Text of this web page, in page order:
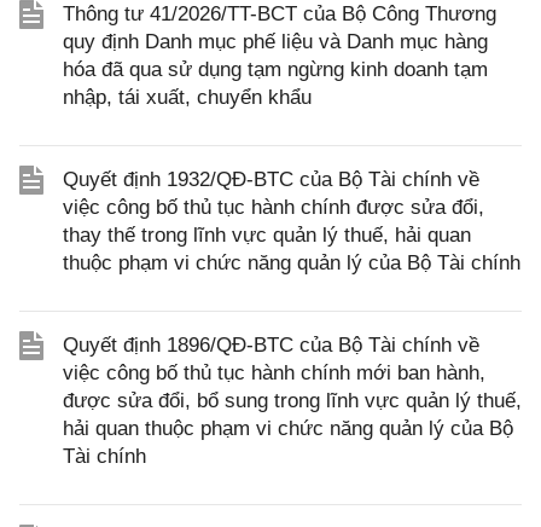
Thông tư 41/2026/TT-BCT của Bộ Công Thương
quy định Danh mục phế liệu và Danh mục hàng
hóa đã qua sử dụng tạm ngừng kinh doanh tạm
nhập, tái xuất, chuyển khẩu
Quyết định 1932/QĐ-BTC của Bộ Tài chính về
việc công bố thủ tục hành chính được sửa đổi,
thay thế trong lĩnh vực quản lý thuế, hải quan
thuộc phạm vi chức năng quản lý của Bộ Tài chính
Quyết định 1896/QĐ-BTC của Bộ Tài chính về
việc công bố thủ tục hành chính mới ban hành,
được sửa đổi, bổ sung trong lĩnh vực quản lý thuế,
hải quan thuộc phạm vi chức năng quản lý của Bộ
Tài chính